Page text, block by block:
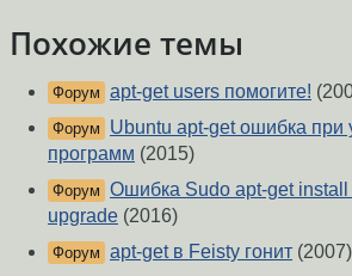
Похожие темы
Форум apt-get users помогите!
Форум
Ubuntu apt-get ошибка при
программ (2015)
Форум Ошибка Sudo apt-get install
upgrade (2016)
Форум apt-get в Feisty гонит (2007)